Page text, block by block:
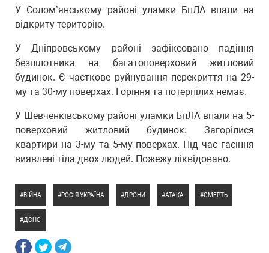
У Солом’янському районі уламки БпЛА впали на
відкриту територію.
У Дніпровському районі зафіксовано падіння
безпілотника на багатоповерховий житловий
будинок. Є часткове руйнування перекриття на 29-
му та 30-му поверхах. Горіння та потерпілих немає.
У Шевченківському районі уламки БпЛА впали на 5-
поверховий житловий будинок. Загорілися
квартири на 3-му та 5-му поверхах. Під час гасіння
виявлені тіла двох людей. Пожежу ліквідовано.
ВІЙНА РОСІЯ УКРАЇНА ДРОНИ АТАКА СМЕРТЬ
ДСНС